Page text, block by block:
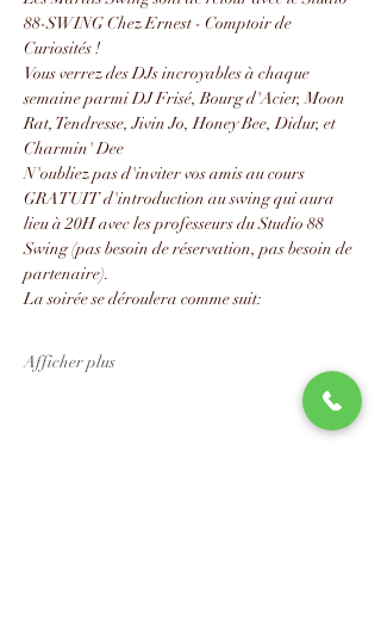
88-SWING Chez Ernest - Comptoir de
Curiosités !
Vous verrez des DJs incroyables à chaque
semaine parmi DJ Frisé, Bourg d'Acier, Moon
Rat, Tendresse, Jivin Jo, Honey Bee, Didur, et
Charmin' Dee
N'oubliez pas d'inviter vos amis au cours
GRATUIT d'introduction au swing qui aura
lieu à 20H avec les professeurs du Studio 88
Swing (pas besoin de réservation, pas besoin de
partenaire).
La soirée se déroulera comme suit:
Afficher plus